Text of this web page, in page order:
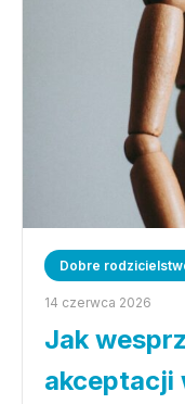
Dobre
14 czerwca 2026
Jak
akceptacji